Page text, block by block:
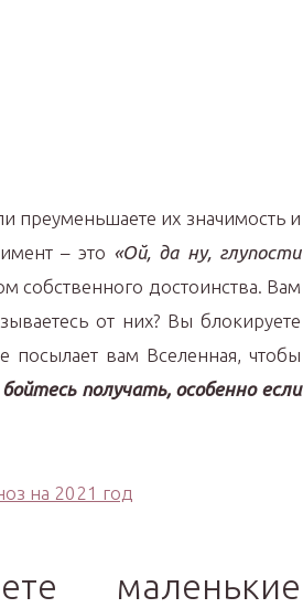
преуменьшаете их значимость и
– это «Ой, да ну, глупости
собственного достоинства. Вам
от них? Вы блокируете
посылает вам Вселенная, чтобы
получать, особенно если
на 2021 год
маленькие